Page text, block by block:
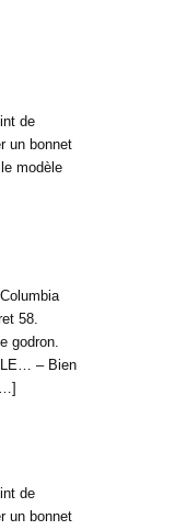
de
un bonnet
modèle
58.
godron.
– Bien
de
un bonnet